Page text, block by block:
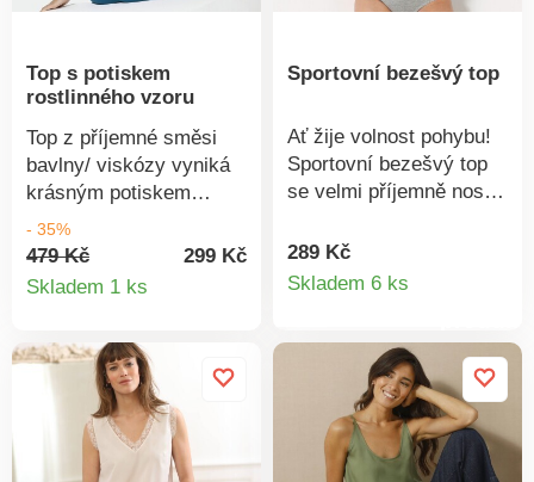
prát v pračce.
Top s potiskem
rostlinného vzoru
Top z příjemné směsi
bavlny/ viskózy vyniká
krásným potiskem
rostlinného vzoru. Navíc
s certifikátem Oeko-Tex!
Široké průramky,
Standard 100 podle
Oeko-Tex (n° CQ 1216 /
3 IFTH). Tato známka
označuje textilní
výrobky, které byly
- 35%
479 Kč
299 Kč
Skladem 1 ks
Sportovní bezešvý top
Ať žije volnost pohybu!
Sportovní bezešvý top
se velmi příjemně nosí.
Rovný spodní lem.
Zakončení lemem. Perte
289 Kč
Skladem 6 ks